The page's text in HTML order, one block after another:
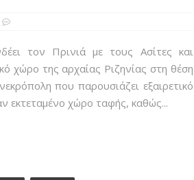
τον Πρινιά με τους Ασίτες και
χώρο της αρχαίας Ριζηνίας στη θέση
που παρουσιάζει εξαιρετικό
εκτεταμένο χώρο ταφής, καθώς...